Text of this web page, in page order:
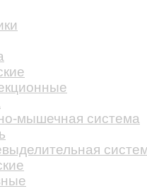
мышечная система